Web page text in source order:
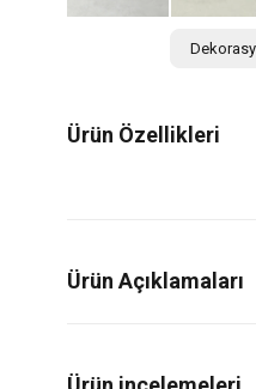
Ürün Özellikleri
Ürün Açıklamaları